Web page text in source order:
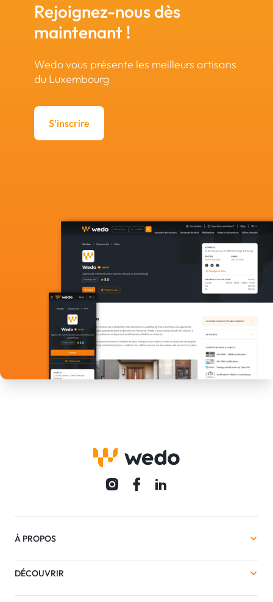
Rejoignez-nous dès
maintenant !
Wedo vous présente les meilleurs artisans
du Luxembourg
S'inscrire
À PROPOS
DÉCOUVRIR